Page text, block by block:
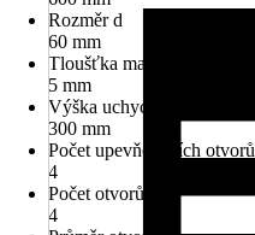
Rozměr d
60 mm
Tloušťka materiálu
5 mm
Výška uchycení
300 mm
Počet upevňovacích otvorů
4
Počet otvorů
4